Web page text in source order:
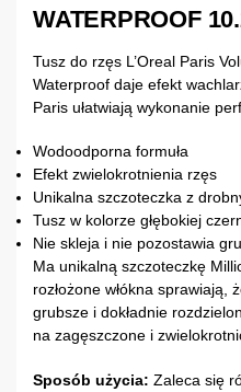
WATERPROOF
Tusz do rzęs L’Oreal Paris
Waterproof daje efekt
Paris ułatwiają wykonanie
Wodoodporna formuła
Efekt zwielokrotnienia rzęs
Unikalna szczoteczka z
Tusz w kolorze głębokiej
Nie skleja i nie pozostawia
Ma unikalną szczoteczkę
rozłożone włókna sprawiają,
grubsze i dokładnie
na zagęszczone i
Sposób użycia: Zaleca się